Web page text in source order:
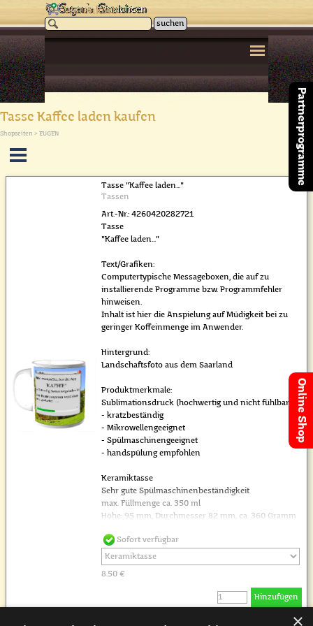
Direkt zum Seiteninhalt
suchen
Warenkorb
Menü überspringen
Partnerprogramme
Online Shop
Tasse Kaffee laden kaufen
Shopseiten > EUGEN
Tasse "Kaffee laden..."
Tassen
Art.-Nr.: 4260420282721
Tasse
"Kaffee laden..."
Text/Grafiken:
Computertypische Messageboxen, die auf zu
installierende Programme bzw. Programmfehler
hinweisen.
Inhalt ist hier die Anspielung auf Müdigkeit bei zu
geringer Koffeinmenge im Anwender.
Hintergrund:
Landschaftsfoto aus dem Saarland
Produktmerkmale:
Sublimationsdruck (hochwertig und nicht fühlbar)
- kratzbeständig
- Mikrowellengeeignet
- Spülmaschinengeeignet
- handspülung empfohlen
Keramiktasse
Sehr gute Spülmaschinenbeständigkeit
max. Füllmenge ca. 350 ml
Höhe: 95 mm, Durchmesser 82 mm, ca. 360 Gramm
Sofort verfügbar
8.50 €
Hinzufügen
×